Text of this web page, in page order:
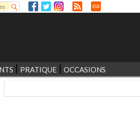
PRATIQUE OCCASIONS